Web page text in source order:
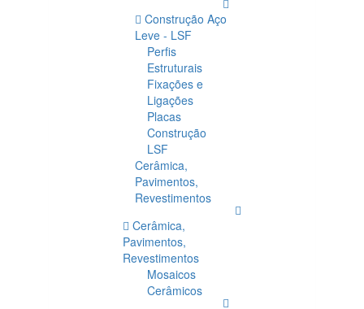
Construção Aço
Leve - LSF
Perfis
Estruturais
Fixações e
Ligações
Placas
Construção
LSF
Cerâmica,
Pavimentos,
Revestimentos
Cerâmica,
Pavimentos,
Revestimentos
Mosaicos
Cerâmicos